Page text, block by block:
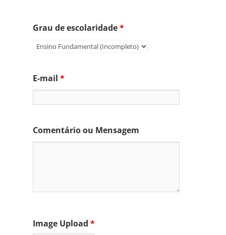
Grau de escolaridade*
E-mail *
Comentário ou Mensagem
Image Upload *